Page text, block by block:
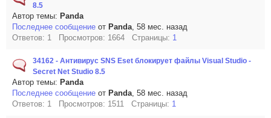
8.5
Автор темы: Panda
Последнее сообщение от Panda, 58 мес. назад
Ответов: 1 Просмотров: 1664 Страницы: 1
34162 - Антивирус SNS Eset блокирует файлы Visual Studio -
Secret Net Studio 8.5
Автор темы: Panda
Последнее сообщение от Panda, 58 мес. назад
Ответов: 1 Просмотров: 1511 Страницы: 1